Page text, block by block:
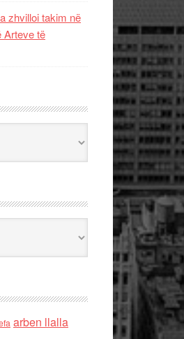
zhvilloi takim në
Arteve të
arben llalla